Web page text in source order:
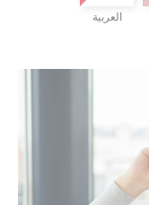
العربية